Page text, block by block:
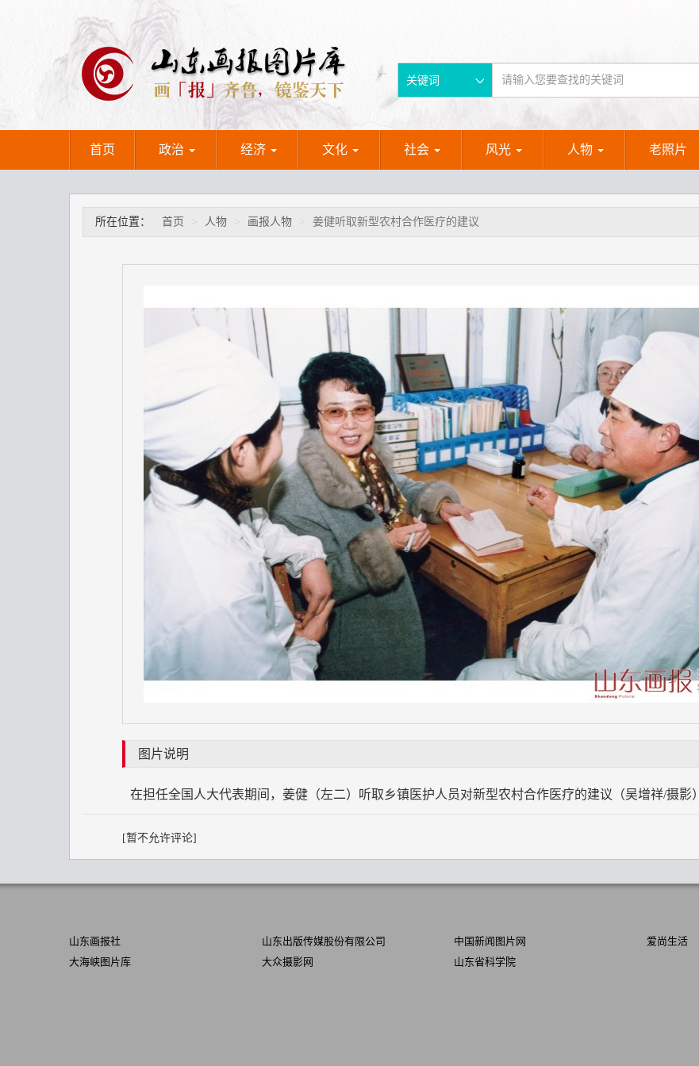
关键词
首页 政治 经济 文化 社会 风光 人物 老照片
所在位置： 首页 人物 画报人物 姜健听取新型农村合作医疗的建议
图片说明
在担任全国人大代表期间，姜健（左二）听取乡镇医护人员对新型农村合作医疗的建议（吴增祥/摄影）
山东画报社 山东出版传媒股份有限公司 中国新闻图片网
爱尚生活
大海峡图片库
大众摄影网 山东省科学院